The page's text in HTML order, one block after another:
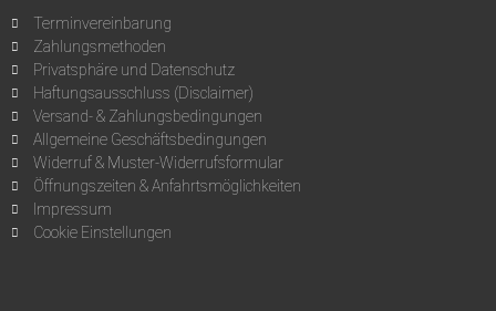
Terminvereinbarung
Zahlungsmethoden
Privatsphäre und Datenschutz
Haftungsausschluss (Disclaimer)
Versand- & Zahlungsbedingungen
Allgemeine Geschäftsbedingungen
Widerruf & Muster-Widerrufsformular
Öffnungszeiten & Anfahrtsmöglichkeiten
Impressum
Cookie Einstellungen